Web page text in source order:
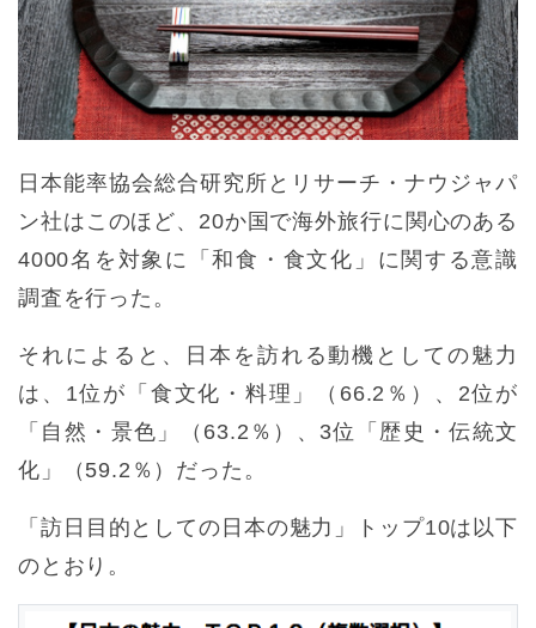
日本能率協会総合研究所とリサーチ・ナウジャパ
ン社はこのほど、20か国で海外旅行に関心のある
4000名を対象に「和食・食文化」に関する意識
調査を行った。
それによると、日本を訪れる動機としての魅力
は、1位が「食文化・料理」（66.2％）、2位が
「自然・景色」（63.2％）、3位「歴史・伝統文
化」（59.2％）だった。
「訪日目的としての日本の魅力」トップ10は以下
のとおり。